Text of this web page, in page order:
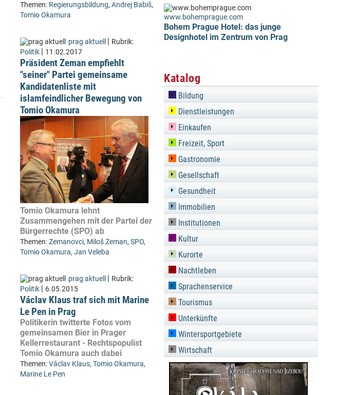
Themen: Regierungsbildung, Andrej Babiš,
Tomio Okamura
prag aktuell | Rubrik:
Politik | 11.02.2017
Präsident Zeman empfiehlt
"seiner" Partei gemeinsame
Kandidatenliste mit
islamfeindlicher Bewegung von
Tomio Okamura
Tomio Okamura lehnt
Zusammengehen mit der Partei der
Bürgerrechte (SPO) ab
Themen:Zemanovci, Miloš Zeman, SPO,
Tomio Okamura, Jan Veleba
prag aktuell | Rubrik:
Politik | 6.05.2015
Václav Klaus traf sich mit Marine
Le Pen in Prag
Politikerin twitterte Fotos vom
gemeinsamen Bier in Prager
Kellerrestaurant - Rechtspopulist
Tomio Okamura auch dabei
Themen:Václav Klaus, Tomio Okamura,
Marine Le Pen
www.bohemprague.com
Bohem Prague Hotel: das junge
Designhotel im Zentrum von Prag
Katalog
Bildung
Dienstleistungen
Einkaufen
Freizeit, Sport
Gastronomie
Gesellschaft
Gesundheit
Immobilien
Institutionen
Kultur
Kurorte
Nachtleben
Sprachenservice
Tourismus
Unterkünfte
Wintersportgebiete
Wirtschaft